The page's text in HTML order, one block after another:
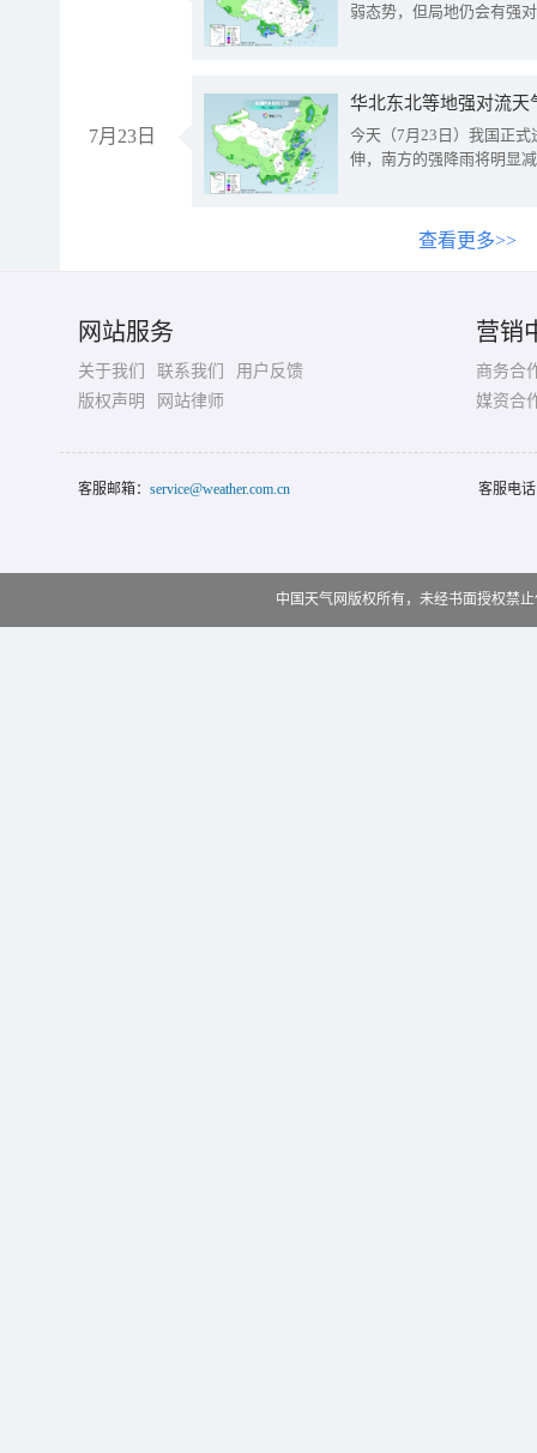
弱态势，但局地仍会有强
7月23日
华北东北等地强对流天
今天（7月23日）我国正
伸，南方的强降雨将明显
查看更多>>
网站服务
关于我们 联系我们
用户反馈
版权声明
网站律师
营销
商务合
媒资合
客服邮箱： service@weather.com.cn 客服电
中国天气网版权所有，未经书面授权